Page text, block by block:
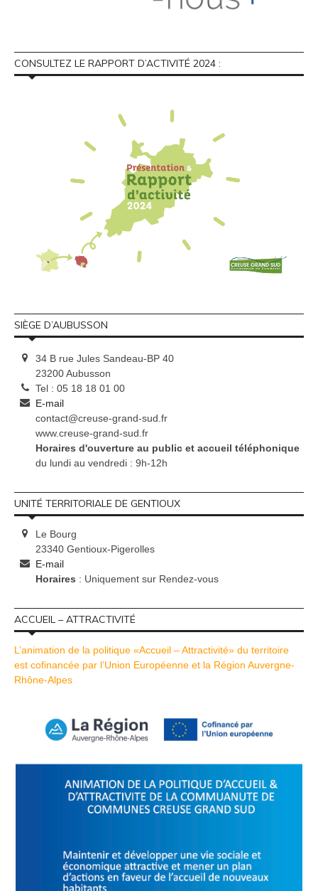
CONSULTEZ LE RAPPORT D’ACTIVITÉ 2024 :
SIÈGE D’AUBUSSON
34 B rue Jules Sandeau-BP 40
23200 Aubusson
Tel : 05 18 18 01 00
E-mail
contact@creuse-grand-sud.fr
www.creuse-grand-sud.fr
Horaires d'ouverture au public et accueil téléphonique
du lundi au vendredi : 9h-12h
UNITÉ TERRITORIALE DE GENTIOUX
Le Bourg
23340 Gentioux-Pigerolles
E-mail
Horaires : Uniquement sur Rendez-vous
ACCUEIL – ATTRACTIVITÉ
L’animation de la politique «Accueil – Attractivité» du territoire
est cofinancée par l’Union Européenne et la Région Auvergne-
Rhône-Alpes